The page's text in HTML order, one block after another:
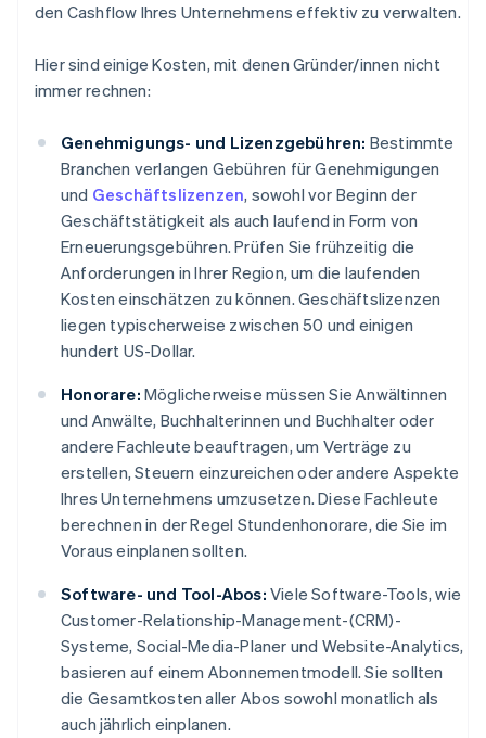
den Cashflow Ihres Unternehmens effektiv zu verwalten.
Hier sind einige Kosten, mit denen Gründer/innen nicht
immer rechnen:
Genehmigungs- und Lizenzgebühren: Bestimmte
Branchen verlangen Gebühren für Genehmigungen
und Geschäftslizenzen, sowohl vor Beginn der
Geschäftstätigkeit als auch laufend in Form von
Erneuerungsgebühren. Prüfen Sie frühzeitig die
Anforderungen in Ihrer Region, um die laufenden
Kosten einschätzen zu können. Geschäftslizenzen
liegen typischerweise zwischen 50 und einigen
hundert US-Dollar.
Honorare: Möglicherweise müssen Sie Anwältinnen
und Anwälte, Buchhalterinnen und Buchhalter oder
andere Fachleute beauftragen, um Verträge zu
erstellen, Steuern einzureichen oder andere Aspekte
Ihres Unternehmens umzusetzen. Diese Fachleute
berechnen in der Regel Stundenhonorare, die Sie im
Voraus einplanen sollten.
Software- und Tool-Abos: Viele Software-Tools, wie
Customer-Relationship-Management-(CRM)-
Systeme, Social-Media-Planer und Website-Analytics,
basieren auf einem Abonnementmodell. Sie sollten
die Gesamtkosten aller Abos sowohl monatlich als
auch jährlich einplanen.